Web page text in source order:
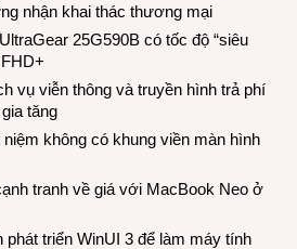
nhận khai thác thương mại
25G590B có tốc độ “siêu
vụ viễn thông và truyền hình trả phí
tăng
không có khung viền màn hình
tranh về giá với MacBook Neo ở
phát triển WinUI 3 để làm máy tính